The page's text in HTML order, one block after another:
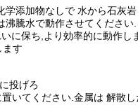
学添加物なしで 水から石灰
沸騰水で動作させてくださ
に保ち,より効率的に動作
ます
投げろ
いてください.金属は 解散